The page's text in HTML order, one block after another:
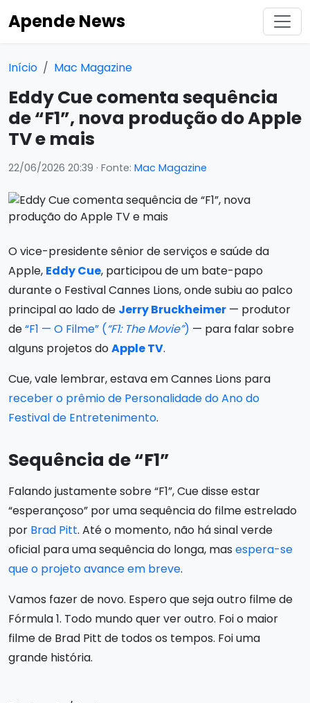
Apende News
Início Mac Magazine
Eddy Cue comenta sequência
de “F1”, nova produção do Apple
TV e mais
22/06/2026 20:39 · Fonte: Mac Magazine
O vice-presidente sênior de serviços e saúde da
Apple, Eddy Cue, participou de um bate-papo
durante o Festival Cannes Lions, onde subiu ao palco
principal ao lado de Jerry Bruckheimer — produtor
de“F1 — O Filme” (“F1: The Movie”) — para falar sobre
alguns projetos doApple TV.
Cue, vale lembrar, estava em Cannes Lions para
receber o prêmio de Personalidade do Ano do
Festival de Entretenimento.
Sequência de “F1”
Falando justamente sobre “F1”, Cue disse estar
“esperançoso” por uma sequência do filme estrelado
por Brad Pitt. Até o momento, não há sinal verde
oficial para uma sequência do longa, mas espera-se
que o projeto avance em breve.
Vamos fazer de novo. Espero que seja outro filme de
Fórmula 1. Todo mundo quer ver outro. Foi o maior
filme de Brad Pitt de todos os tempos. Foi uma
grande história.